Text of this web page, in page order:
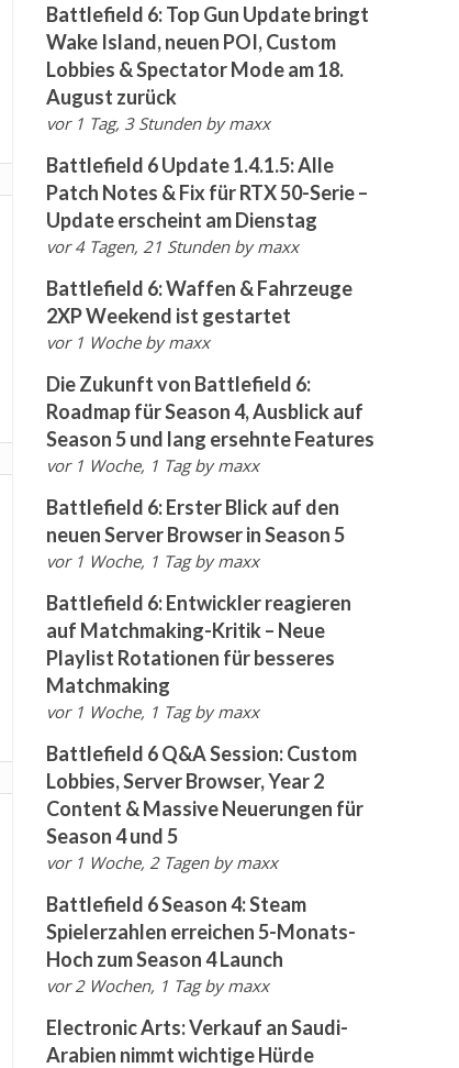
Battlefield 6: Top Gun Update bringt
Wake Island, neuen POI, Custom
Lobbies & Spectator Mode am 18.
August zurück
vor 1 Tag, 3 Stunden bymaxx
Battlefield 6 Update 1.4.1.5: Alle
Patch Notes & Fix für RTX 50-Serie –
Update erscheint am Dienstag
vor 4 Tagen, 21 Stunden bymaxx
Battlefield 6: Waffen & Fahrzeuge
2XP Weekend ist gestartet
vor 1 Woche bymaxx
Die Zukunft von Battlefield 6:
Roadmap für Season 4, Ausblick auf
Season 5 und lang ersehnte Features
vor 1 Woche, 1 Tag bymaxx
Battlefield 6: Erster Blick auf den
neuen Server Browser in Season 5
vor 1 Woche, 1 Tag bymaxx
Battlefield 6: Entwickler reagieren
auf Matchmaking-Kritik – Neue
Playlist Rotationen für besseres
Matchmaking
vor 1 Woche, 1 Tag bymaxx
Battlefield 6 Q&A Session: Custom
Lobbies, Server Browser, Year 2
Content & Massive Neuerungen für
Season 4 und 5
vor 1 Woche, 2 Tagen bymaxx
Battlefield 6 Season 4: Steam
Spielerzahlen erreichen 5-Monats-
Hoch zum Season 4 Launch
vor 2 Wochen, 1 Tag bymaxx
Electronic Arts: Verkauf an Saudi-
Arabien nimmt wichtige Hürde